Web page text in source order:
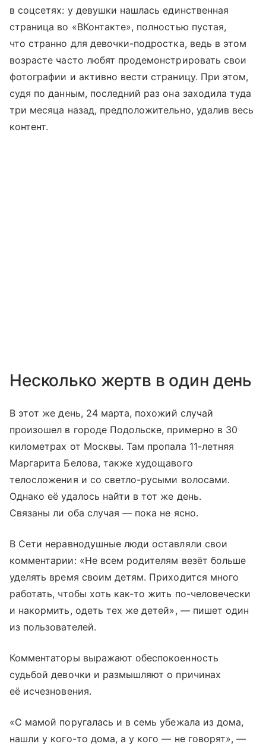
в соцсетях: у девушки нашлась единственная
страница во «ВКонтакте», полностью пустая,
что странно для девочки-подростка, ведь в этом
возрасте часто любят продемонстрировать свои
фотографии и активно вести страницу. При этом,
судя по данным, последний раз она заходила туда
три месяца назад, предположительно, удалив весь
контент.
Несколько жертв в один день
В этот же день, 24 марта, похожий случай
произошел в городе Подольске, примерно в 30
километрах от Москвы. Там пропала 11-летняя
Маргарита Белова, также худощавого
телосложения и со светло-русыми волосами.
Однако её удалось найти в тот же день.
Связаны ли оба случая — пока не ясно.
В Сети неравнодушные люди оставляли свои
комментарии: «Не всем родителям везёт больше
уделять время своим детям. Приходится много
работать, чтобы хоть как-то жить по-человечески
и накормить, одеть тех же детей», — пишет один
из пользователей.
Комментаторы выражают обеспокоенность
судьбой девочки и размышляют о причинах
её исчезновения.
«С мамой поругалась и в семь убежала из дома,
нашли у кого-то дома, а у кого — не говорят», —